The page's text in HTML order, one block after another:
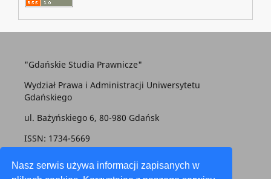
Nasz serwis używa informacji zapisanych w
"Gdańskie Studia Prawnicze"
Wydział Prawa i Administracji Uniwersytetu
Gdańskiego
ul. Bażyńskiego 6, 80-980 Gdańsk
ISSN: 1734-5669
gsp@prawo.ug.edu.pl